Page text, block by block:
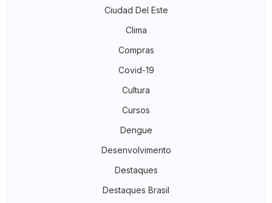
Ciudad Del Este
Clima
Compras
Covid-19
Cultura
Cursos
Dengue
Desenvolvimento
Destaques
Destaques Brasil